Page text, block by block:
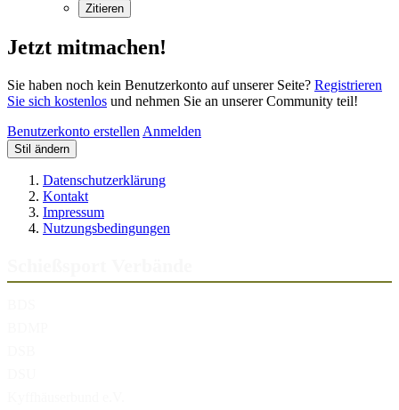
Zitieren
Jetzt mitmachen!
Sie haben noch kein Benutzerkonto auf unserer Seite? Registrieren
Sie sich kostenlos und nehmen Sie an unserer Community teil!
Benutzerkonto erstellen Anmelden
Stil ändern
Datenschutzerklärung
Kontakt
Impressum
Nutzungsbedingungen